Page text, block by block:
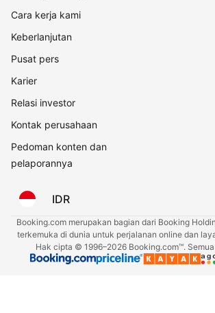
Cara kerja kami
Keberlanjutan
Pusat pers
Karier
Relasi investor
Kontak perusahaan
Pedoman konten dan
pelaporannya
IDR
Booking.com merupakan bagian dari Booking
terkemuka di dunia untuk perjalanan online dan
Hak cipta © 1996–2026 Booking.com™.